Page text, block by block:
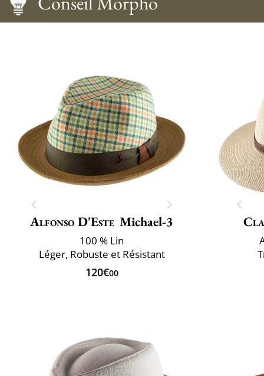
Entretien
Conseil Morpho
Alfonso D'Este Michael-3
100 % Lin
Léger, Robuste et Résistant
120€00